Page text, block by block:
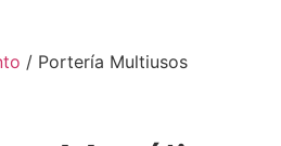
/ Portería Multiusos